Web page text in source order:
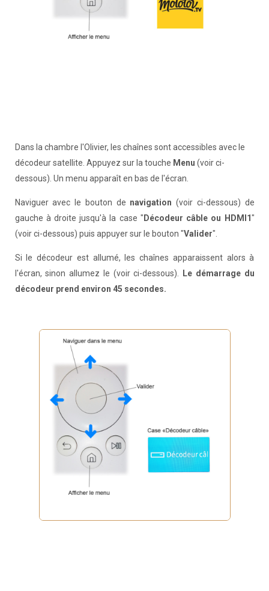
Dans la chambre l'Olivier, les chaînes sont accessibles avec le
décodeur satellite. Appuyez sur la touche Menu (voir ci-
dessous). Un menu apparaît en bas de l'écran.
Naviguer avec le bouton de navigation (voir ci-dessous) de
gauche à droite jusqu'à la case " Décodeur câble ou HDMI1"
(voir ci-dessous) puis appuyer sur le bouton "Valider".
Si le décodeur est allumé, les chaînes apparaissent alors à
l'écran, sinon allumez le (voir ci-dessous).
Le démarrage du
décodeur prend environ 45 secondes.